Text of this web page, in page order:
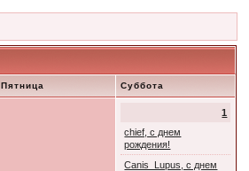
Пятница Суббота
1
chief, с днем
рождения!
Canis_Lupus, с днем